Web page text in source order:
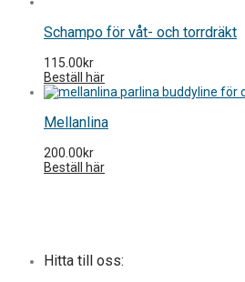
Schampo för våt- och torrdräkt
115.00kr
Beställ här
Mellanlina
200.00kr
Beställ här
Hitta till oss: